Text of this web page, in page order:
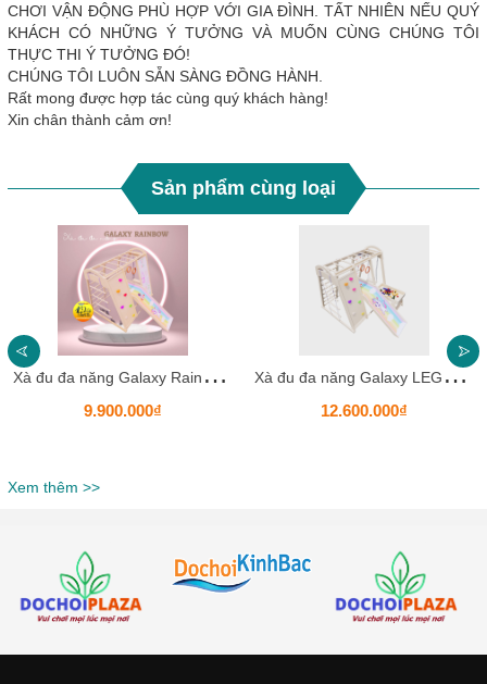
CHƠI VẬN ĐỘNG PHÙ HỢP VỚI GIA ĐÌNH. TẤT NHIÊN NẾU QUÝ
KHÁCH CÓ NHỮNG Ý TƯỞNG VÀ MUỐN CÙNG CHÚNG TÔI
THỰC THI Ý TƯỞNG ĐÓ!
CHÚNG TÔI LUÔN SẴN SÀNG ĐỒNG HÀNH.
Rất mong được hợp tác cùng quý khách hàng!
Xin chân thành cảm ơn!
Sản phẩm cùng loại
X
à đu đa năng Galaxy Rainbow _ Chất liệu gỗ tự nhiên dây thừng lõi thep nhập khẩu cực chất
9.900.000₫
X
à đu đa năng Galaxy LEGO Rainbow _ Chất liệu gỗ tự nhiên dây thừng lõi thep nhập khẩu cực chất
12.600.000₫
Xem thêm >>